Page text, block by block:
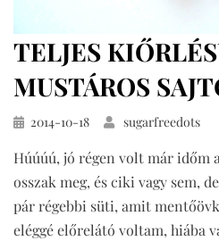
TELJES
MUSTÁROS
Közzétéve
2014-10-18 sugarfreedots
Húúúú, jó régen volt már időm
osszak meg, és ciki vagy sem,
pár régebbi süti, amit
eléggé előrelátó voltam, hiába